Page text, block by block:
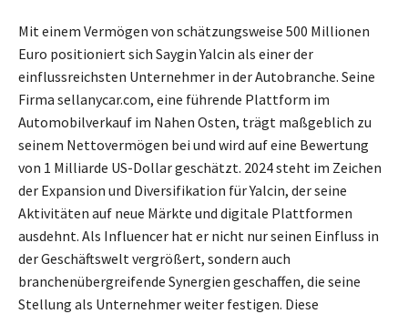
Mit einem Vermögen von schätzungsweise 500 Millionen
Euro positioniert sich Saygin Yalcin als einer der
einflussreichsten Unternehmer in der Autobranche. Seine
Firma sellanycar.com, eine führende Plattform im
Automobilverkauf im Nahen Osten, trägt maßgeblich zu
seinem Nettovermögen bei und wird auf eine Bewertung
von 1 Milliarde US-Dollar geschätzt. 2024 steht im Zeichen
der Expansion und Diversifikation für Yalcin, der seine
Aktivitäten auf neue Märkte und digitale Plattformen
ausdehnt. Als Influencer hat er nicht nur seinen Einfluss in
der Geschäftswelt vergrößert, sondern auch
branchenübergreifende Synergien geschaffen, die seine
Stellung als Unternehmer weiter festigen. Diese